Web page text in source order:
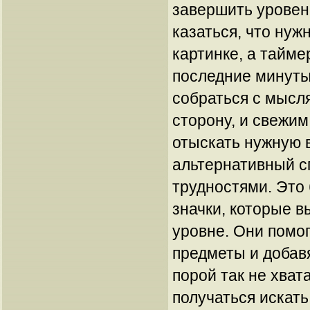
завершить
казаться, что
картинке, а
последние
собраться с
сторону, и
отыскать нужную
альтернативный
трудностями.
значки, которые
уровне. Они
предметы и
порой так не
получаться